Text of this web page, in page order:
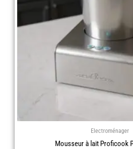
Electroménager
Mousseur à lait Proficook